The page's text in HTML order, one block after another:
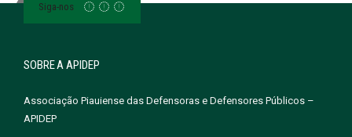
Siga-nos
SOBRE A APIDEP
Associação Piauiense das Defensoras e Defensores Públicos –
APIDEP